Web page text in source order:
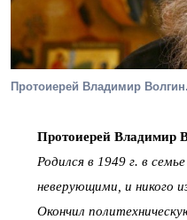
Протоиерей Владимир
Протоиерей Владимир
Родился в 1949 г. в
неверующими, и никого
Окончил